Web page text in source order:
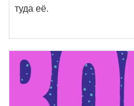
туда её.